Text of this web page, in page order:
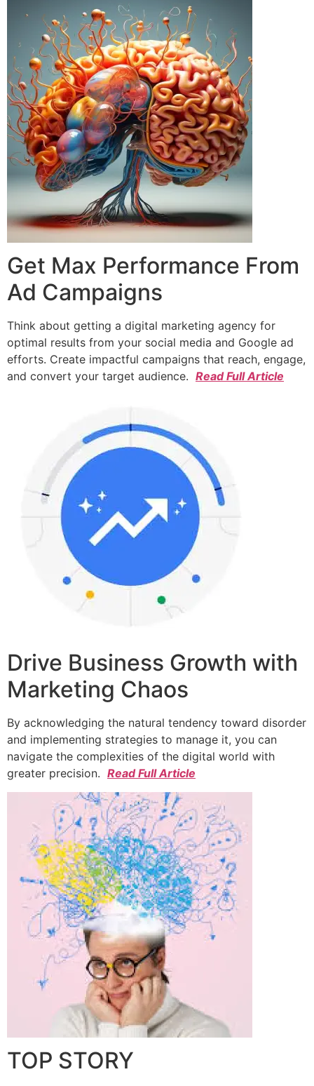
Get Max Performance From
Ad Campaigns
Think about getting a digital marketing agency for
optimal results from your social media and Google ad
efforts. Create impactful campaigns that reach, engage,
and convert your target audience. Read Full Article
Drive Business Growth with
Marketing Chaos
By acknowledging the natural tendency toward disorder
and implementing strategies to manage it, you can
navigate the complexities of the digital world with
greater precision. Read Full Article
TOP STORY